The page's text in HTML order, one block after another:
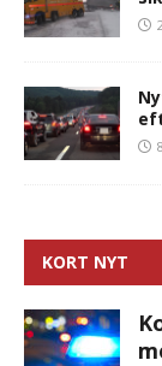
KORT NYT